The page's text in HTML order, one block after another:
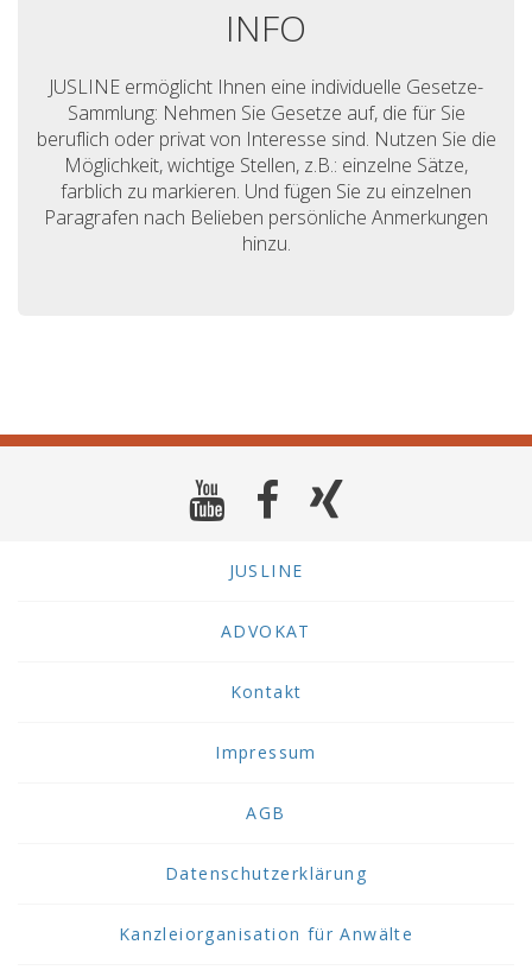
INFO
JUSLINE ermöglicht Ihnen eine individuelle Gesetze-
Sammlung: Nehmen Sie Gesetze auf, die für Sie
beruflich oder privat von Interesse sind. Nutzen Sie die
Möglichkeit, wichtige Stellen, z.B.: einzelne Sätze,
farblich zu markieren. Und fügen Sie zu einzelnen
Paragrafen nach Belieben persönliche Anmerkungen
hinzu.
JUSLINE
ADVOKAT
Kontakt
Impressum
AGB
Datenschutzerklärung
Kanzleiorganisation für Anwälte